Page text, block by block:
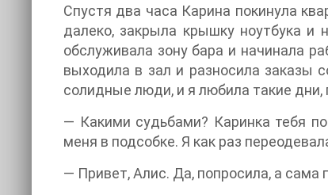
Спустя два часа Карина покинула
далеко, закрыла крышку ноутбука и
обслуживала зону бара и начинала
выходила в зал и разносила заказы
солидные люди, и я любила такие
— Какими судьбами? Каринка тебя
меня в подсобке. Я как раз
— Привет, Алис. Да, попросила, а сама